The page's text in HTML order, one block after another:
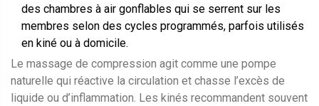
des chambres à air gonflables qui se serrent sur les
membres selon des cycles programmés, parfois utilisés
en kiné ou à domicile.
Le massage de compression agit comme une pompe
naturelle qui réactive la circulation et chasse l’excès de
liquide ou d’inflammation. Les kinés recommandent souvent